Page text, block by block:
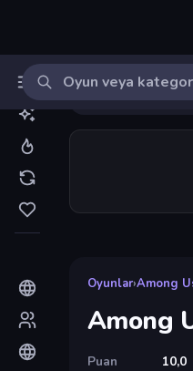
MinikOyuncu
Oyun ara
Among Us
Oyunlar›Among
Among
Puan 10,0